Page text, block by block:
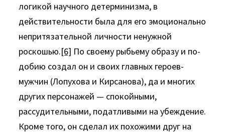
логикой научного детерминизма, в
действительности была для его эмоционально
непритязательной личности ненужной
роскошью.[6] По своему рыбьему образу и по­
добию создал он и своих главных героев-
мужчин (Лопухова и Кирсанова), да и многих
других персонажей — спокойными,
рассудительными, податливыми на убеждение.
Кроме того, он сделал их похожими друг на